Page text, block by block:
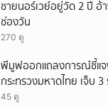
ชายนอร์เวย์อยู่วัด 2 ปี อ้
ช่องวัน
270 ดู
พีมูฟออกแถลงการณ์ชี้แจ
กระทรวงมหาดไทย เจ็บ
ตรวจสอบ
45 ดู